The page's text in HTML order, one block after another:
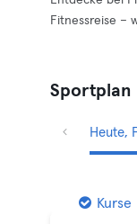
Fitnessreise –
Sportplan
Heute,
Kurse